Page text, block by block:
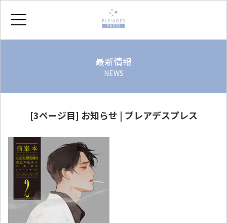
会社紹介
よくあるご質問
著作権ポリシー
お問い合わせ
最新情報
NEWS
[3ページ目] お知らせ | プレアデスプレス